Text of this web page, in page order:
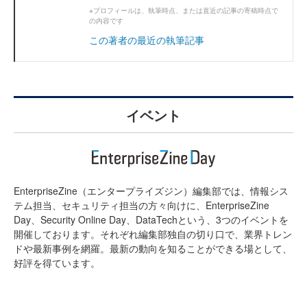
※プロフィールは、執筆時点、または直近の記事の寄稿時点で
の内容です
この著者の最近の執筆記事
イベント
EnterpriseZine（エンタープライズジン）編集部では、情報シス
テム担当、セキュリティ担当の方々向けに、EnterpriseZine
Day、Security Online Day、DataTechという、3つのイベントを
開催しております。それぞれ編集部独自の切り口で、業界トレン
ドや最新事例を網羅。最新の動向を知ることができる場として、
好評を得ています。